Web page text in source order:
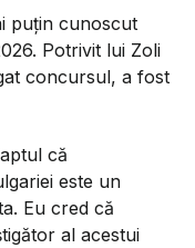
puțin cunoscut
Potrivit lui Zoli
concursul, a fost
că
este un
Eu cred că
al acestui